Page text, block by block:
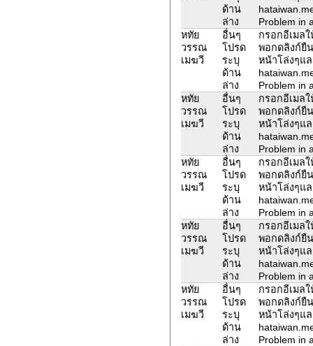
ด้าน
ล่าง
Problem in
หทัย
วรรณ
เมฆวี
อื่นๆ
โปรด
ระบุ
ด้าน
ล่าง
กรอกอีเมล
พอกดลิงก์ยื
หน้าโล่งๆแ
Problem in
หทัย
วรรณ
เมฆวี
อื่นๆ
โปรด
ระบุ
ด้าน
ล่าง
กรอกอีเมล
พอกดลิงก์ยื
หน้าโล่งๆแ
Problem in
หทัย
วรรณ
เมฆวี
อื่นๆ
โปรด
ระบุ
ด้าน
ล่าง
กรอกอีเมล
พอกดลิงก์ยื
หน้าโล่งๆแ
Problem in
หทัย
วรรณ
เมฆวี
อื่นๆ
โปรด
ระบุ
ด้าน
ล่าง
กรอกอีเมล
พอกดลิงก์ยื
หน้าโล่งๆแ
Problem in
หทัย
วรรณ
เมฆวี
อื่นๆ
โปรด
ระบุ
ด้าน
ล่าง
กรอกอีเมล
พอกดลิงก์ยื
หน้าโล่งๆแ
Problem in